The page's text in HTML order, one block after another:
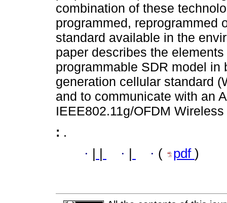
combination of these
programmed, reprogrammed
standard available in the
paper describes the
programmable SDR model
generation cellular standard
and to communicate with an
IEEE802.11g/OFDM
: .
· · · ( pdf )